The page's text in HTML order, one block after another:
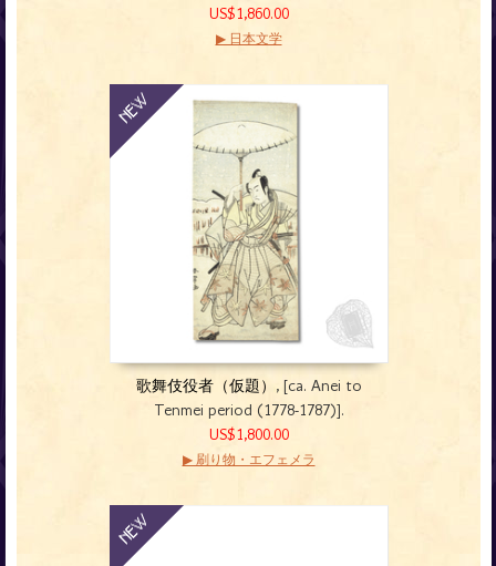
US$1,860.00
▶ 日本文学
歌舞伎役者（仮題） , [ca. Anei to
Tenmei period (1778-1787)].
US$1,800.00
▶ 刷り物・エフェメラ